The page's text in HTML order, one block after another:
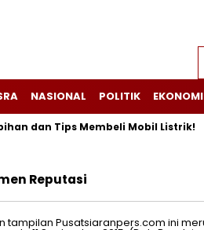
NASIONAL POLITIK EKONOMI
dan Tips Membeli Mobil Listrik!
Reputasi